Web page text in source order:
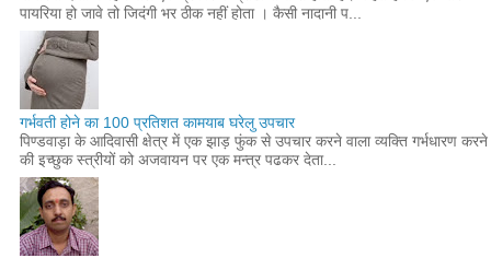
पायरिया हो जावे तो जिदंगी भर ठीक नहीं होता । कैसी नादानी प...
गर्भवती होने का 100 प्रतिशत कामयाब घरेलु उपचार
पिण्डवाड़ा के आदिवासी क्षेत्र में एक झाड़ फुंक से उपचार करने वाला व्यक्ति गर्भधारण करने
की इच्छुक स्त्रीयों को अजवायन पर एक मन्त्र पढकर देता...